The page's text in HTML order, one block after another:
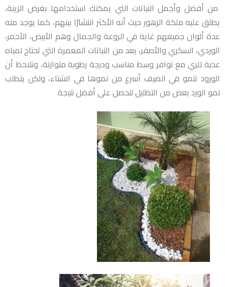
من أفضل وأجمل النباتات التي يمكنك استخدامها بغرض الزينة،
يطلق عليه ملكة الزهور حيث أنه الأكثر انتشارًا بينهم، كما يوجد منه
عدة ألوان جميعهم غاية في الروعة والجمال وهم الأبيض، الأحمر،
الوردي، السكري والأصفر، يعد من النباتات المعمرة التي تحتاج لمياه
عذبة للري مع توافر وسط مناسب ودرجة رطوبة متوازنة، ونلاحظ أن
الورود تنمو في الصيف أسرع من نموها في الشتاء، ولكن يتطلب
نمو الورد بعض من التظليل لتحصل على أفضل نتيجة